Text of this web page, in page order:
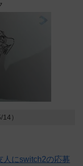
）
人にswitch2の応募